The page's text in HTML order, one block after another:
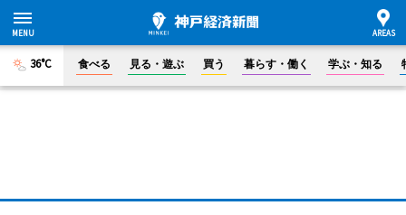
36°C 食べる 見る・遊ぶ 買う 暮らす・働く 学ぶ・知る